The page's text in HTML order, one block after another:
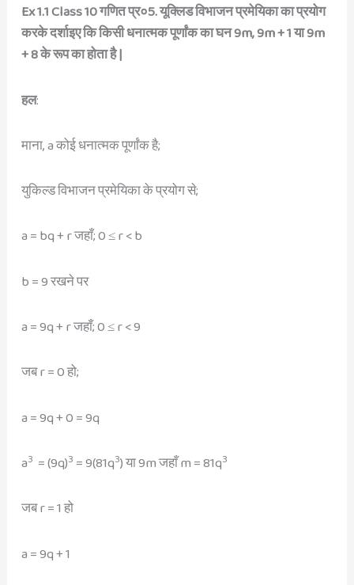
Ex 1.1 Class 10 गणित प्र०5. यूक्लिड विभाजन प्रमेयिका का प्रयोग
करके दर्शाइए कि किसी धनात्मक पूर्णांक का घन 9m, 9m + 1 या 9m
+ 8 के रूप का होता है |
हल:
माना, a कोई धनात्मक पूर्णांक है;
युकिल्ड विभाजन प्रमेयिका के प्रयोग से;
a = bq + r जहाँ; 0 ≤ r < b
b = 9 रखने पर
a = 9q + r जहाँ; 0 ≤ r < 9
जब r = 0 हो;
a = 9q + 0 = 9q
a3 = (9q)3 = 9(81q3) या 9m जहाँ m = 81q3
जब r = 1 हो
a = 9q + 1